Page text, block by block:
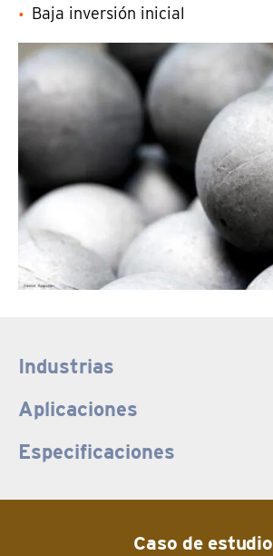
Baja inversión inicial
Industrias
Aplicaciones
Especificaciones
Caso de estudio